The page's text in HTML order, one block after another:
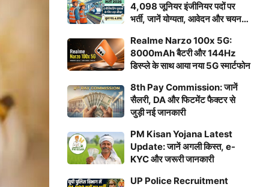
4,098 जूनियर इंजीनियर पदों पर
भर्ती, जानें योग्यता, आवेदन और चयन
Realme Narzo 100x 5G:
8000mAh बैटरी और 144Hz
डिस्प्ले के साथ आया नया 5G स्मार्टफोन
8th Pay Commission: जानें
सैलरी, DA और फिटमेंट फैक्टर से
जुड़ी नई जानकारी
PM Kisan Yojana Latest
Update: जानें अगली किस्त, e-
KYC और जरूरी जानकारी
UP Police Recruitment